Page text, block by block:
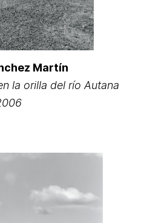
Martín
la orilla del río Autana